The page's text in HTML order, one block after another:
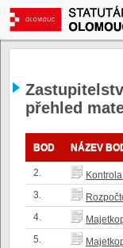
přehled
BOD NÁZEV
2.
3.
4.
5.